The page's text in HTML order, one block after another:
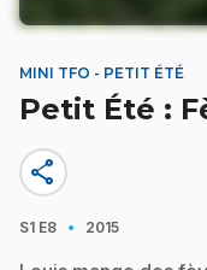
MINI TFO - PETIT ÉTÉ
Petit Été :
share
S1 E8 · 2015